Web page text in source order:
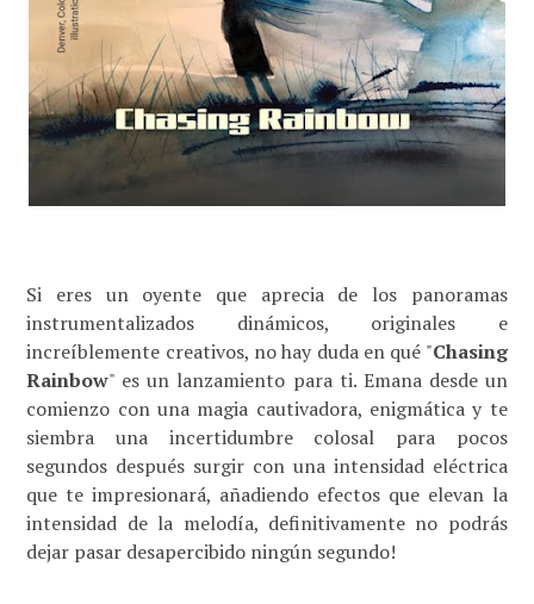
Si eres un oyente que aprecia de los panoramas
instrumentalizados dinámicos, originales e
increíblemente creativos, no hay duda en qué "Chasing
Rainbow" es un lanzamiento para ti. Emana desde un
comienzo con una magia cautivadora, enigmática y te
siembra una incertidumbre colosal para pocos
segundos después surgir con una intensidad eléctrica
que te impresionará, añadiendo efectos que elevan la
intensidad de la melodía, definitivamente no podrás
dejar pasar desapercibido ningún segundo!